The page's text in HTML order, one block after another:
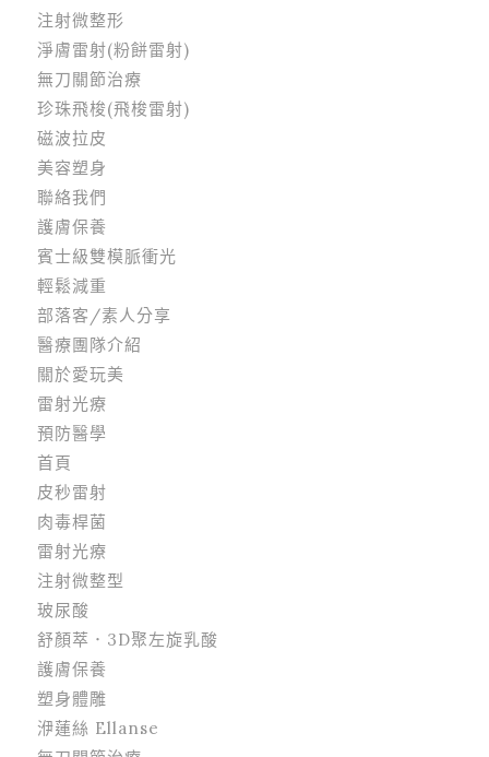
注射微整形
淨膚雷射(粉餅雷射)
無刀關節治療
珍珠飛梭(飛梭雷射)
磁波拉皮
美容塑身
聯絡我們
護膚保養
賓士級雙模脈衝光
輕鬆減重
部落客/素人分享
醫療團隊介紹
關於愛玩美
雷射光療
預防醫學
首頁
皮秒雷射
肉毒桿菌
雷射光療
注射微整型
玻尿酸
舒顏萃．3D聚左旋乳酸
護膚保養
塑身體雕
洢蓮絲 Ellanse